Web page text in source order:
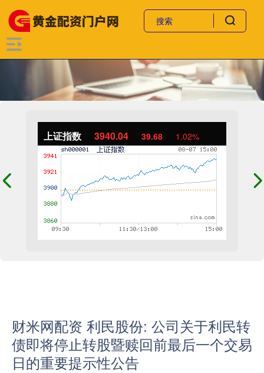
上证指数 3940.04 39.68 1.02%
财米网配资 利民股份: 公司关于利民转
债即将停止转股暨赎回前最后一个交易
日的重要提示性公告